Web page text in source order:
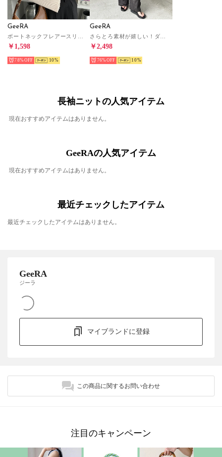
GeeRA
￥1,598
78% 10
GeeRA
￥2,498
76% 10
長袖ニットの人気アイテム
現在おすすめアイテムはありません。
GeeRAの人気アイテム
現在おすすめアイテムはありません。
最近チェックしたアイテム
最近チェックしたアイテムはありません。
GeeRA
ジーラ
マイブランドに登録
この商品に関するお問い合わせ
注目のキャンペーン